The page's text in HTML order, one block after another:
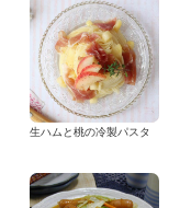
生ハムと桃の冷製パスタ